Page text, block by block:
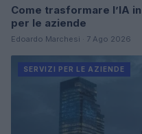
Come trasformare l’IA
per le aziende
Edoardo Marchesi · 7 Ago 2026
SERVIZI PER LE AZIENDE